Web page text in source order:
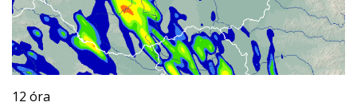
12 óra